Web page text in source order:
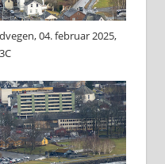
04. februar 2025,